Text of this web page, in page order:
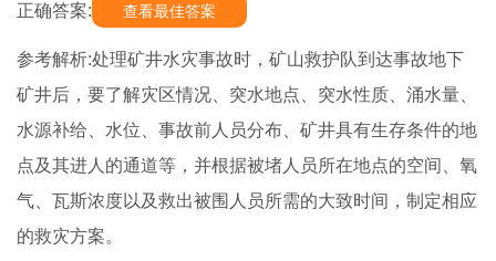
正确答案: 查看最佳答案
参考解析:处理矿井水灾事故时，矿山救护队到达事故地下
矿井后，要了解灾区情况、突水地点、突水性质、涌水量、
水源补给、水位、事故前人员分布、矿井具有生存条件的地
点及其进人的通道等，并根据被堵人员所在地点的空间、氧
气、瓦斯浓度以及救出被围人员所需的大致时间，制定相应
的救灾方案。